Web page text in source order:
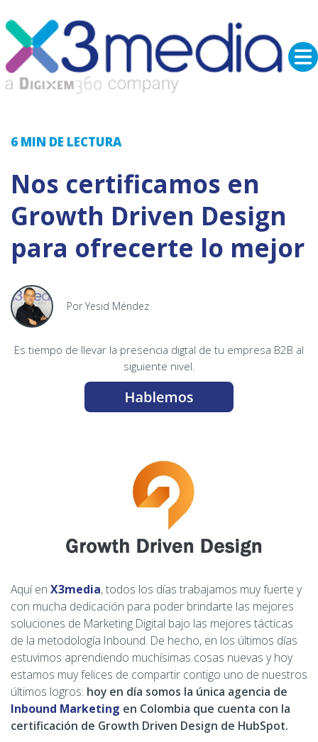
6 MIN DE LECTURA
Nos certificamos en
Growth Driven Design
para ofrecerte lo mejor
Por Yesid Méndez
Es tiempo de llevar la presencia digtal de tu empresa B2B al
siguiente nivel.
Aquí en X3media, todos los días trabajamos muy fuerte y
con mucha dedicación para poder brindarte las mejores
soluciones de Marketing Digital bajo las mejores tácticas
de la metodología Inbound. De hecho, en los últimos días
estuvimos aprendiendo muchísimas cosas nuevas y hoy
estamos muy felices de compartir contigo uno de nuestros
últimos logros: hoy en día somos la única agencia de
Inbound Marketing en Colombia que cuenta con la
certificación de Growth Driven Design de HubSpot.